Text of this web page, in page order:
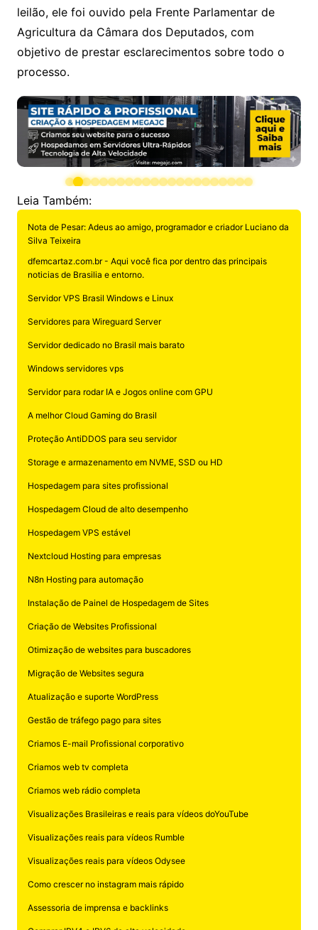
leilão, ele foi ouvido pela Frente Parlamentar de
Agricultura da Câmara dos Deputados, com
objetivo de prestar esclarecimentos sobre todo o
processo.
Leia Também:
Nota de Pesar: Adeus ao amigo, programador e criador Luciano da
Silva Teixeira
dfemcartaz.com.br - Aqui você fica por dentro das principais
noticias de Brasilia e entorno.
Servidor VPS Brasil Windows e Linux
Servidores para Wireguard Server
Servidor dedicado no Brasil mais barato
Windows servidores vps
Servidor para rodar IA e Jogos online com GPU
A melhor Cloud Gaming do Brasil
Proteção AntiDDOS para seu servidor
Storage e armazenamento em NVME, SSD ou HD
Hospedagem para sites profissional
Hospedagem Cloud de alto desempenho
Hospedagem VPS estável
Nextcloud Hosting para empresas
N8n Hosting para automação
Instalação de Painel de Hospedagem de Sites
Criação de Websites Profissional
Otimização de websites para buscadores
Migração de Websites segura
Atualização e suporte WordPress
Gestão de tráfego pago para sites
Criamos E-mail Profissional corporativo
Criamos web tv completa
Criamos web rádio completa
Visualizações Brasileiras e reais para vídeos doYouTube
Visualizações reais para vídeos Rumble
Visualizações reais para vídeos Odysee
Como crescer no instagram mais rápido
Assessoria de imprensa e backlinks